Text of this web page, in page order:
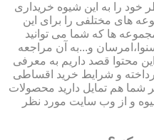
خود را به این شیوه خریداری
های مختلفی را برای این
ها که شما می توانید
و...به آن مراجعه
محتوا قصد داریم به معرفی
و شرایط خرید اقساطی
شما هم تمایل دارید محصولات
و از وب سایت مورد نظر